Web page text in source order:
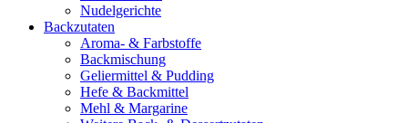
Nudelgerichte
Backzutaten
Aroma- & Farbstoffe
Backmischung
Geliermittel & Pudding
Hefe & Backmittel
Mehl & Margarine